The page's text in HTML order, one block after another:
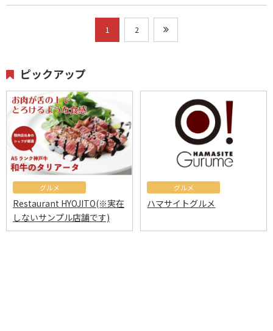
1 2
ピックアップ
グルメ
Restaurant HYOJITO(※実在
しないサンプル店舗です)
グルメ
ハマサイトグルメ